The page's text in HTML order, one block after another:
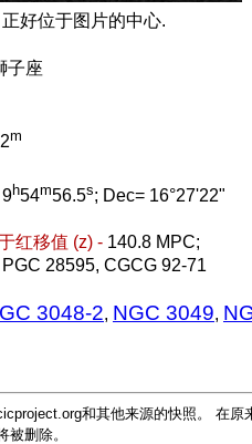
正好位于图片的中心.
子座
m
h54m56.5s; Dec= 16°27'22"
红移值 (z) - 140.8 MPC;
PGC 28595, CGCG 92-71
3048-2, NGC 3049,
和其他来源的快照。 在原
删除。